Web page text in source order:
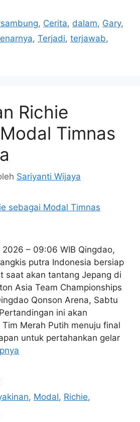
, Cerita, dalam, Gary,
, Terjadi, terjawab,
Richie
Timnas
Sariyanti Wijaya
– 09:06 WIB Qingdao,
putra Indonesia bersiap
saat akan tantang Jepang di
Asia Team Championships
Qonson Arena, Sabtu
ini akan
Merah Putih menuju final
untuk pertahankan gelar
, Modal, Richie,